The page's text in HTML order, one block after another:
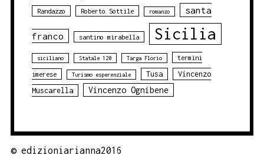
Randazzo Roberto Sottile romanzo santa
franco santino mirabella Sicilia
siciliano Statale 120 Targa Florio termini
imerese Turismo esperenziale Tusa
Vincenzo
Muscarella
Vincenzo Ognibene
© edizioniarianna2016